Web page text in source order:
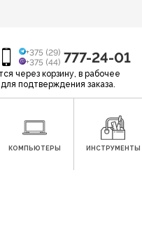
+375 (29)
+375 (44) 777-24-01
через корзину, в рабочее
подтверждения заказа.
КОМПЬЮТЕРЫ ИНСТРУМЕНТЫ